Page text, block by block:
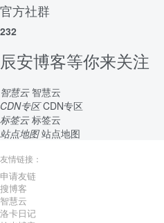
官方社群
232
辰安博客等你来关注
智慧云 智慧云
CDN专区 CDN专区
标签云 标签云
站点地图 站点地图
友情链接：
申请友链
搜博客
智慧云
洛卡日记